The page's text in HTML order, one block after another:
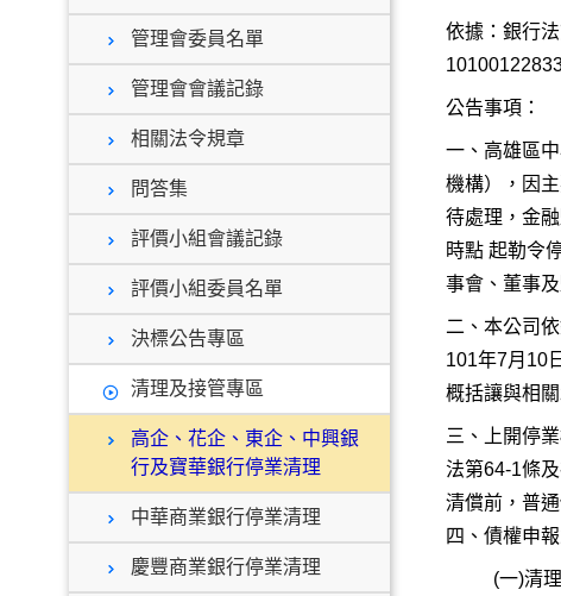
管理會委員名單
管理會會議記錄
相關法令規章
問答集
評價小組會議記錄
評價小組委員名單
決標公告專區
清理及接管專區
高企、花企、東企、中興銀
行及寶華銀行停業清理
中華商業銀行停業清理
慶豐商業銀行停業清理
依據：銀行
公告事項：
一、高雄區
機構），因
待處理，金
時點 起勒令
事會、董事
二、本公司
101年7月10
概括讓與相
三、上開停
法第64-1條
清償前，普
四、債權申
(一)清